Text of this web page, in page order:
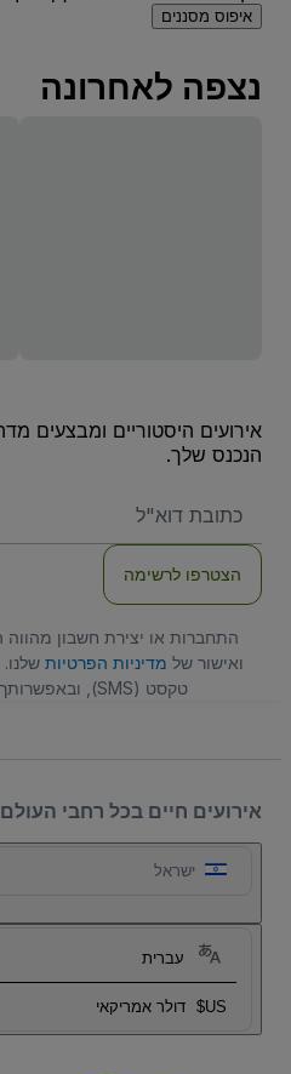
איפוס מסננים
נצפה לאחרונה
אירועים היסטוריים ומבצעים
הנכנס שלך.
שלכם
הצטרפו לרשימה
התחברות או יצירת חשבון
ואישור של מדיניות הפרטיות
טקסט (SMS), ובאפשרותך לבטל אותן בכל עת.
אירועים חיים בכל רחבי העולם
ישראל
עברית
US$ דולר אמריקאי